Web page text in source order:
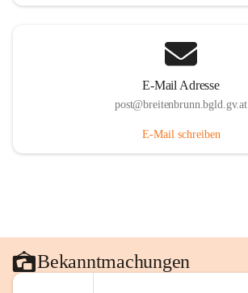
E-Mail Adresse
post@breitenbrunn.bgld.gv.at
E-Mail schreiben
Bekanntmachungen